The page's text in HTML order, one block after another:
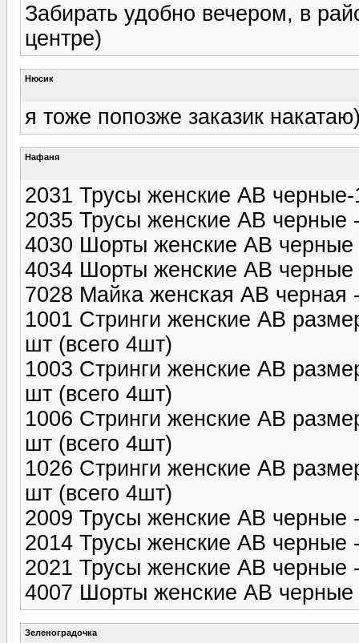
Забирать удобно вечером, в
центре)
Нюсик
я тоже попозже заказик
Нафаня
2031 Трусы женские АВ
2035 Трусы женские АВ черные
4030 Шорты женские АВ
4034 Шорты женские АВ
7028 Майка женская АВ черная
1001 Стринги женские АВ
шт (всего 4шт)
1003 Стринги женские АВ
шт (всего 4шт)
1006 Стринги женские АВ
шт (всего 4шт)
1026 Стринги женские АВ
шт (всего 4шт)
2009 Трусы женские АВ черные
2014 Трусы женские АВ черные
2021 Трусы женские АВ черные
4007 Шорты женские АВ
Зеленоградочка